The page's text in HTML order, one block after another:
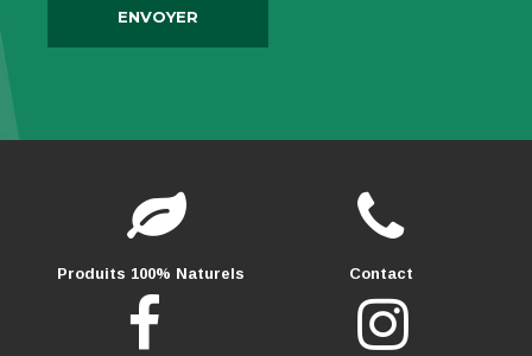
Produits 100% Naturels Contact